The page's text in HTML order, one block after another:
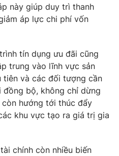
897 897
này giúp duy trì thanh
áp lực chi phí vốn
tín dụng ưu đãi cũng
trung vào lĩnh vực sản
tiên và các đối tượng cần
bộ, không chỉ dừng
hướng tới thúc đẩy
khu vực tạo ra giá trị gia
chính còn nhiều biến